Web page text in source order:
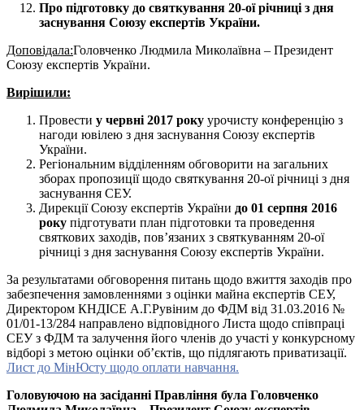
Про підготовку до святкування 20-ої річниці з дня
заснування Союзу експертів України.
Доповідала:Головченко Людмила Миколаївна – Президент
Союзу експертів України.
Вирішили:
Провести у червні 2017 року урочисту конференцію з
нагоди ювілею з дня заснування Союзу експертів
України.
Регіональним відділенням обговорити на загальних
зборах пропозиції щодо святкування 20-ої річниці з дня
заснування СЕУ.
Дирекції Союзу експертів України до 01 серпня 2016
року підготувати план підготовки та проведення
святкових заходів, пов’язаних з святкуванням 20-ої
річниці з дня заснування Союзу експертів України.
За результатами обговорення питань щодо вжиття заходів про
забезпечення замовленнями з оцінки майна експертів СЕУ,
Директором КНДІСЕ А.Г.Рувіним до ФДМ від 31.03.2016 №
01/01-13/284 направлено відповідного Листа щодо співпраці
СЕУ з ФДМ та залучення його членів до участі у конкурсному
відборі з метою оцінки об’єктів, що підлягають приватизації.
Лист до МінЮсту щодо оплати навчання.
Головуючою на засіданні Правління була Головченко